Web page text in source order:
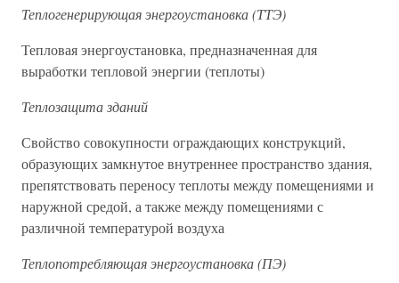
Теплогенерирующая энергоустановка (ТТЭ)
Тепловая энергоустановка, предназначенная для
выработки тепловой энергии (теплоты)
Теплозащита зданий
Свойство совокупности ограждающих конструкций,
образующих замкнутое внутреннее пространство здания,
препятствовать переносу теплоты между помещениями и
наружной средой, а также между помещениями с
различной температурой воздуха
Теплопотребляющая энергоустановка (ПЭ)